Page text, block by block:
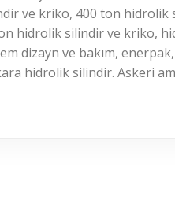
ve kriko, 400 ton
hidrolik silindir ve kriko,
dizayn ve bakım,
hidrolik silindir. Askeri